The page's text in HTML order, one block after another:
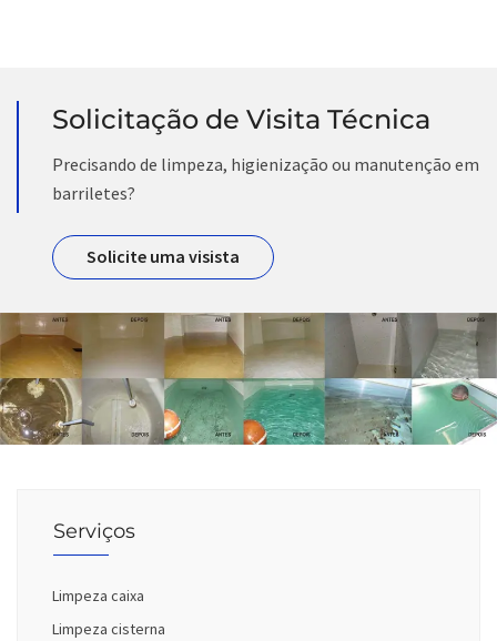
Solicitação de Visita Técnica
Precisando de limpeza, higienização ou manutenção em
barriletes?
Solicite uma visista
Serviços
Limpeza caixa
Limpeza cisterna